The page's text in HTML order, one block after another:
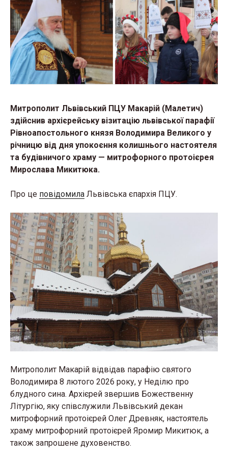
Митрополит Львівський ПЦУ Макарій (Малетич)
здійснив архієрейську візитацію львівської парафії
Рівноапостольного князя Володимира Великого у
річницю від дня упокоєння колишнього настоятеля
та будівничого храму — митрофорного протоієрея
Мирослава Микитюка.
Про це повідомила Львівська єпархія ПЦУ.
Митрополит Макарій відвідав парафію святого
Володимира 8 лютого 2026 року, у Неділю про
блудного сина. Архієрей звершив Божественну
Літургію, яку співслужили Львівський декан
митрофорний протоієрей Олег Древняк, настоятель
храму митрофорний протоієрей Яромир Микитюк, а
також запрошене духовенство.